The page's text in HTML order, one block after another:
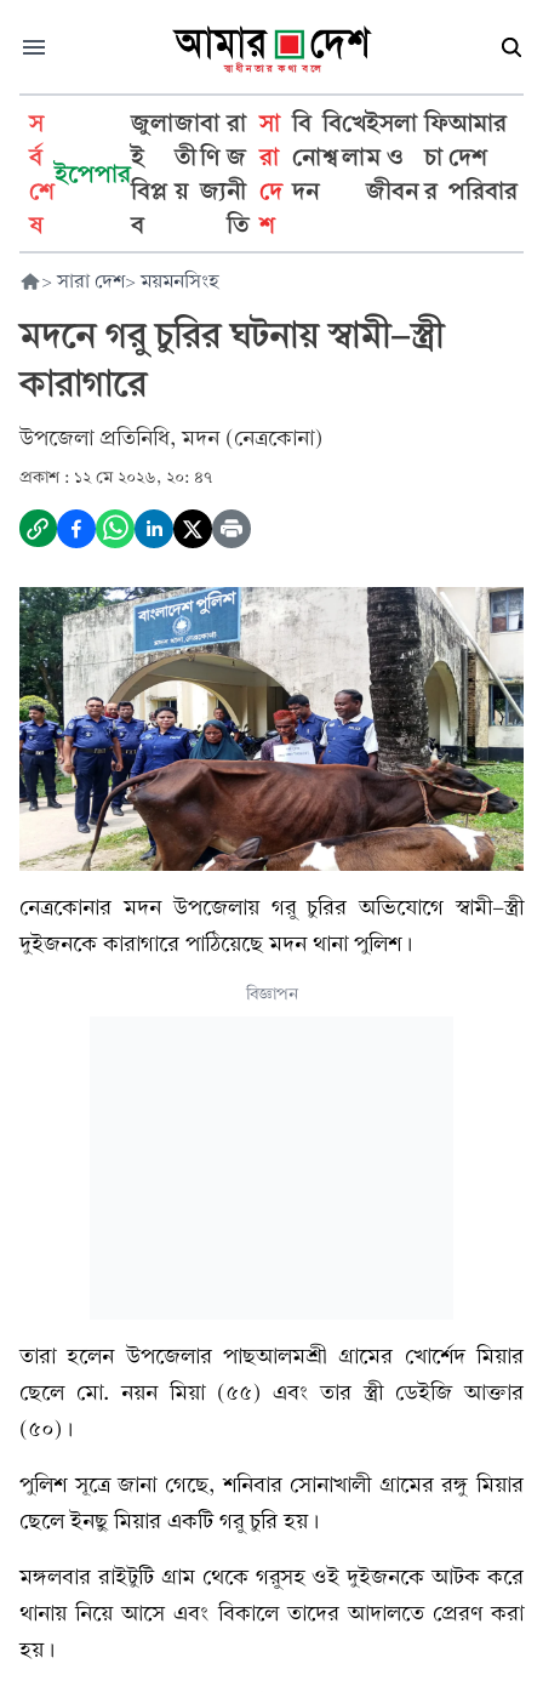
স
র্ব
শে
ষ
ইপেপার
জুলা
ই
বিপ্ল
ব
জা
তী
য়
বা
ণি
জ্য
রা
জ
নী
তি
সা
রা
দে
শ
বি
নো
দন
বি
শ্ব
খে
লা
ইসলা
ম ও
জীবন
ফি
চা
র
আমার
দেশ
পরিবার
> সারা দেশ> ময়মনসিংহ
মদনে গরু চুরির ঘটনায় স্বামী-স্ত্রী
কারাগারে
উপজেলা প্রতিনিধি, মদন (নেত্রকোনা)
প্রকাশ : ১২ মে ২০২৬, ২০: ৪৭
নেত্রকোনার মদন উপজেলায় গরু চুরির অভিযোগে স্বামী-স্ত্রী
দুইজনকে কারাগারে পাঠিয়েছে মদন থানা পুলিশ।
বিজ্ঞাপন
তারা হলেন উপজেলার পাছআলমশ্রী গ্রামের খোর্শেদ মিয়ার
ছেলে মো. নয়ন মিয়া (৫৫) এবং তার স্ত্রী ডেইজি আক্তার
(৫০)।
পুলিশ সূত্রে জানা গেছে, শনিবার সোনাখালী গ্রামের রঙ্গু মিয়ার
ছেলে ইনছু মিয়ার একটি গরু চুরি হয়।
মঙ্গলবার রাইটুটি গ্রাম থেকে গরুসহ ওই দুইজনকে আটক করে
থানায় নিয়ে আসে এবং বিকালে তাদের আদালতে প্রেরণ করা
হয়।